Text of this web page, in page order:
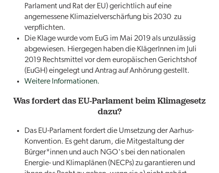
Parlament und Rat der EU) gerichtlich auf eine
angemessene Klimazielverschärfung bis 2030 zu
verpflichten.
Die Klage wurde vom EuG im Mai 2019 als unzulässig
abgewiesen. Hiergegen haben die KlägerInnen im Juli
2019 Rechtsmittel vor dem europäischen Gerichtshof
(EuGH) eingelegt und Antrag auf Anhörung gestellt.
Weitere Informationen.
Was fordert das EU-Parlament beim Klimagesetz
dazu?
Das EU-Parlament fordert die Umsetzung der Aarhus-
Konvention. Es geht darum, die Mitgestaltung der
Bürger*innen und auch NGO's bei den nationalen
Energie- und Klimaplänen (NECPs) zu garantieren und